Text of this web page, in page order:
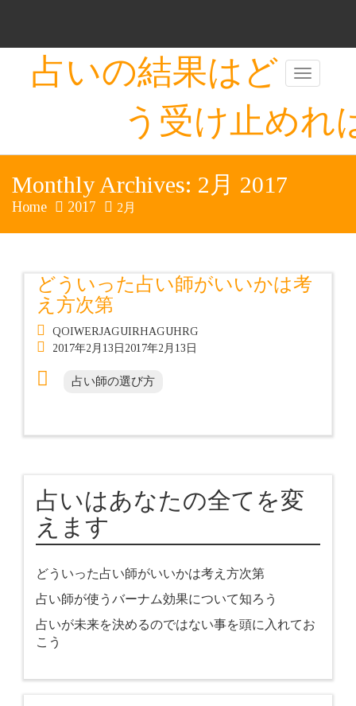
占いの結果はど
う受け止めれ
Monthly Archives: 2月 2017
Home 2017 2月
どういった占い師がいいかは考
え方次第
QOIWERJAGUIRHAGUHRG
2017年2月13日 2017年2月13日
占い師の選び方
占いはあなたの全てを変
えます
どういった占い師がいいかは考え方次第
占い師が使うバーナム効果について知ろう
占いが未来を決めるのではない事を頭に入れてお
こう